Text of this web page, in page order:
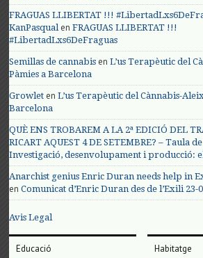
FRAGUAS LLIBERTAT !!!
KanPasqualenFRAGUAS LLIBERTAT !!!
#LibertadLxs6DeFraguas
Semillas de cannabis enL’us Terapèutic del
Pàmies a Barcelona
Growlet enL’us Terapèutic del Cànnabis-
Barcelona
QUÈ ENS TROBAREM A LA 2ª EDICIÓ DEL
RICART AQUEST 4 DE SETEMBRE? – Taula
Investigació, desenvolupament i producció:
Anarchist genius Enric Duran needs help in
enComunicat d’Enric Duran des de l’Exili 23-
Avis Legal
Educació Habitatge